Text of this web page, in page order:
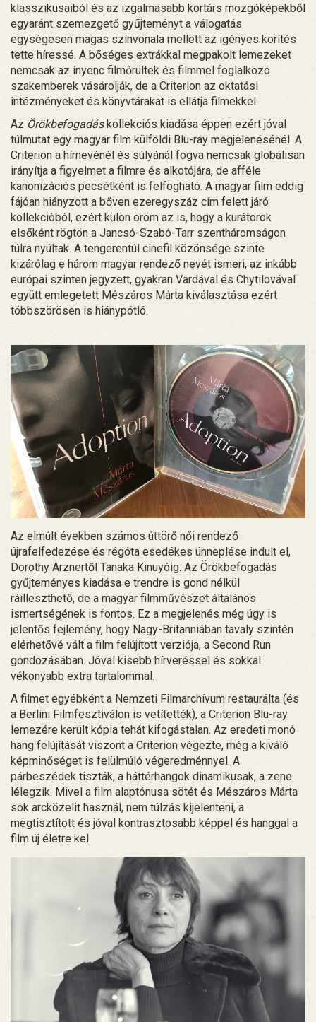
klasszikusaiból és az izgalmasabb kortárs mozgóképekből
egyaránt szemezgető gyűjteményt a válogatás
egységesen magas színvonala mellett az igényes körítés
tette híressé. A bőséges extrákkal megpakolt lemezeket
nemcsak az ínyenc filmőrültek és filmmel foglalkozó
szakemberek vásárolják, de a Criterion az oktatási
intézményeket és könyvtárakat is ellátja filmekkel.
Az Örökbefogadáskollekciós kiadása éppen ezért jóval
túlmutat egy magyar film külföldi Blu-ray megjelenésénél. A
Criterion a hírnevénél és súlyánál fogva nemcsak globálisan
irányítja a figyelmet a filmre és alkotójára, de afféle
kanonizációs pecsétként is felfogható. A magyar film eddig
fájóan hiányzott a bőven ezeregyszáz cím felett járó
kollekcióból, ezért külön öröm az is, hogy a kurátorok
elsőként rögtön a Jancsó-Szabó-Tarr szentháromságon
túlra nyúltak. A tengerentúl cinefil közönsége szinte
kizárólag e három magyar rendező nevét ismeri, az inkább
európai szinten jegyzett, gyakran Vardával és Chytilovával
együtt emlegetett Mészáros Márta kiválasztása ezért
többszörösen is hiánypótló.
Az elmúlt években számos úttörő női rendező
újrafelfedezése és régóta esedékes ünneplése indult el,
Dorothy Arznertől Tanaka Kinuyóig. Az Örökbefogadás
gyűjteményes kiadása e trendre is gond nélkül
ráilleszthető, de a magyar filmművészet általános
ismertségének is fontos. Ez a megjelenés még úgy is
jelentős fejlemény, hogy Nagy-Britanniában tavaly szintén
elérhetővé vált a film felújított verziója, a Second Run
gondozásában. Jóval kisebb hírveréssel és sokkal
vékonyabb extra tartalommal.
A filmet egyébként a Nemzeti Filmarchívum restaurálta (és
a Berlini Filmfesztiválon is vetítették), a Criterion Blu-ray
lemezére került kópia tehát kifogástalan. Az eredeti monó
hang felújítását viszont a Criterion végezte, még a kiváló
képminőséget is felülmúló végeredménnyel. A
párbeszédek tiszták, a háttérhangok dinamikusak, a zene
lélegzik. Mivel a film alaptónusa sötét és Mészáros Márta
sok arcközelit használ, nem túlzás kijelenteni, a
megtisztított és jóval kontrasztosabb képpel és hanggal a
film új életre kel.